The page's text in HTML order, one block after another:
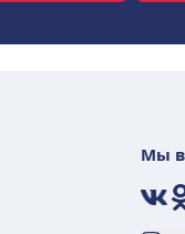
Мы в
VK